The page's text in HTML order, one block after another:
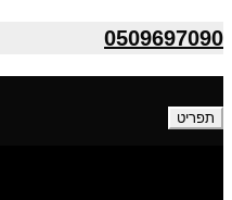
0509697090
תפריט